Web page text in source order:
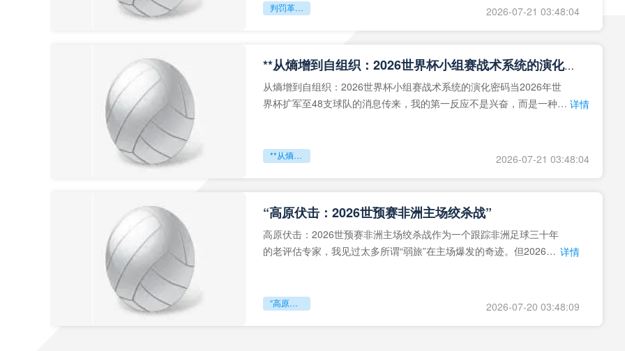
判罚革命：VAR如何改写世界杯的规则与秩序 2026-07-21 03:48:04
**从熵增到自组织：2026世界杯小组赛战术系统的演化密码**
从熵增到自组织：2026世界杯小组赛战术系统的演化密码当2026年世
界杯扩军至48支球队的消息传来，我的第一反应不是兴奋，而是一种深 详情
**从熵增到自组织：2026世界杯小组赛战术系统的演化密码** 2026-07-21 03:48:04
“高原伏击：2026世预赛非洲主场绞杀战”
高原伏击：2026世预赛非洲主场绞杀战作为一个跟踪非洲足球三十年
的老评估专家，我见过太多所谓“弱旅”在主场爆发的奇迹。但2026年 详情
“高原伏击：2026世预赛非洲主场绞杀战” 2026-07-20 03:48:09